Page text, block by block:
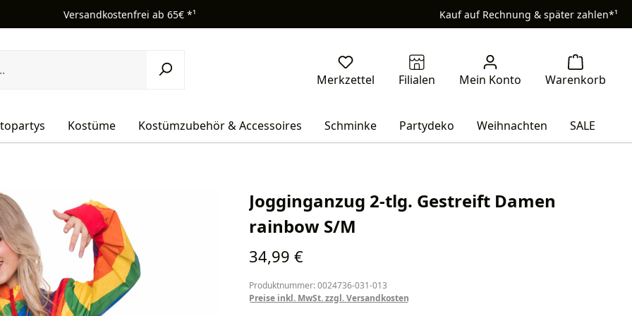
Versandkostenfrei ab 65€ *¹ Kauf auf Rechnung & später zahlen*¹
Kostüme Kostümzubehör & Accessoires Schminke Partydeko Weihnachten SALE
Jogginganzug 2-tlg. Gestreift Damen
rainbow S/M
Regulärer Preis:
34,99 €
Produktnummer: 0024736-031-013
Preise inkl. MwSt. zzgl. Versandkosten